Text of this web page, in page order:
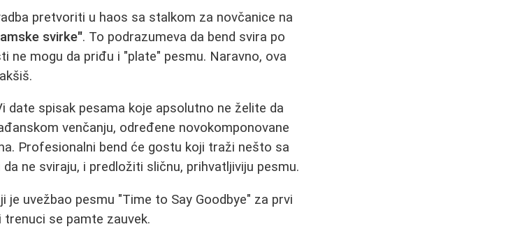
pretvoriti u haos sa stalkom za novčanice na
svirke". To podrazumeva da bend svira po
ne mogu da priđu i "plate" pesmu. Naravno, ova
date spisak pesama koje apsolutno ne želite da
venčanju, određene novokomponovane
Profesionalni bend će gostu koji traži nešto sa
ne sviraju, i predložiti sličnu, prihvatljiviju pesmu.
je uvežbao pesmu "Time to Say Goodbye" za prvi
se pamte zauvek.